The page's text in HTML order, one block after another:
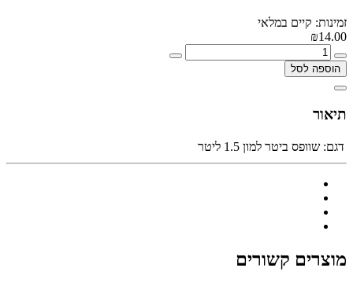
זמינות: קיים במלאי
₪14.00
הוספה לסל
תיאור
דגם: שוופס ביטר למון 1.5 ליטר
מוצרים קשורים